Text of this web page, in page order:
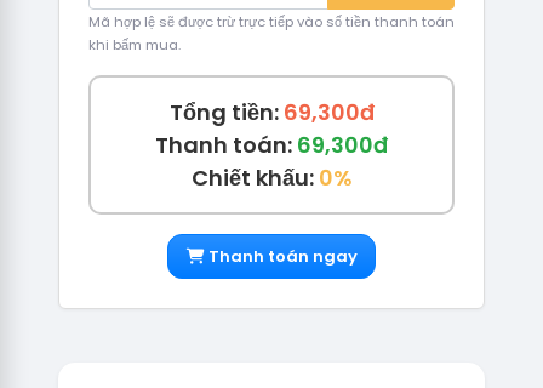
Mã hợp lệ sẽ được trừ trực tiếp vào số tiền thanh toán
khi bấm mua.
Tổng tiền: 69,300đ
Thanh toán: 69,300đ
Chiết khấu: 0%
Thanh toán ngay